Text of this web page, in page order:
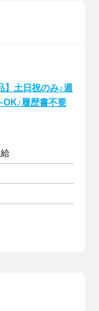
】土日祝のみ♪週
履歴書不要